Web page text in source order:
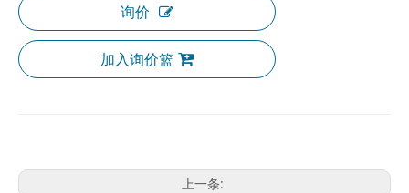
询价
加入询价篮
上一条: